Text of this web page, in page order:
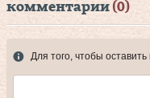
комментарии(0)
Для того, чтобы